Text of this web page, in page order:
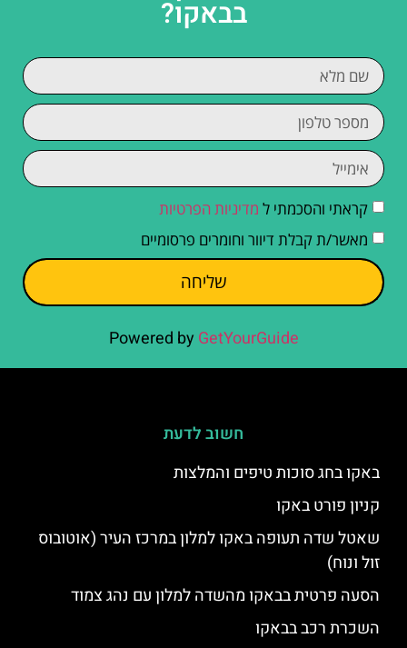
בבאקו?
קראתי והסכמתי ל מדיניות הפרטיות
מאשר/ת קבלת דיוור וחומרים פרסומיים
שליחה
Powered by GetYourGuide
חשוב לדעת
באקו בחג סוכות טיפים והמלצות
קניון פורט באקו
שאטל שדה תעופה באקו למלון במרכז העיר (אוטובוס
זול ונוח)
הסעה פרטית בבאקו מהשדה למלון עם נהג צמוד
השכרת רכב בבאקו